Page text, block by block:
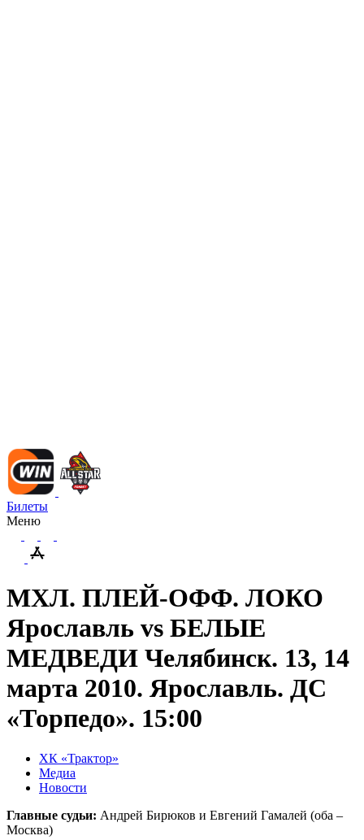
Билеты
Меню
МХЛ. ПЛЕЙ-ОФФ. ЛОКО
Ярославль vs БЕЛЫЕ
МЕДВЕДИ Челябинск. 13, 14
марта 2010. Ярославль. ДС
«Торпедо». 15:00
ХК «Трактор»
Медиа
Новости
Главные судьи: Андрей Бирюков и Евгений Гамалей (оба –
Москва)